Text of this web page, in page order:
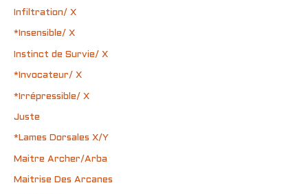
Infiltration/ X
*Insensible/ X
Instinct de Survie/ X
*Invocateur/ X
*Irrépressible/ X
Juste
*Lames Dorsales X/Y
Maitre Archer/Arba
Maitrise Des Arcanes